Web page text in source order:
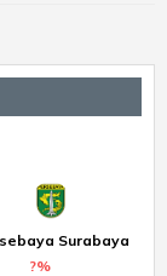
Surabaya
?%